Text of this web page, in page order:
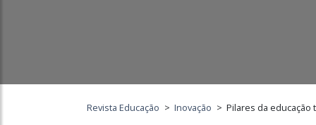
Revista Educação > Inovação > Pilares da